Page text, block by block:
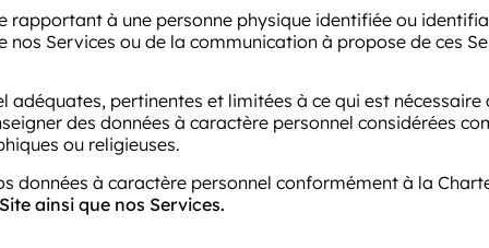
à une personne physique identifiée ou
Services ou de la communication à propose de ces
pertinentes et limitées à ce qui est
des données à caractère personnel considérées
ou religieuses.
données à caractère personnel conformément à la
ainsi que nos Services.